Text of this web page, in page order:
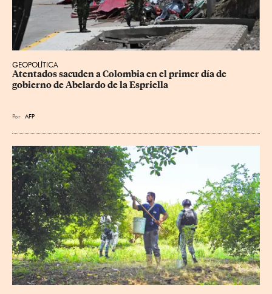
GEOPOLÍTICA
Atentados sacuden a Colombia en el primer día de
gobierno de Abelardo de la Espriella
Por AFP